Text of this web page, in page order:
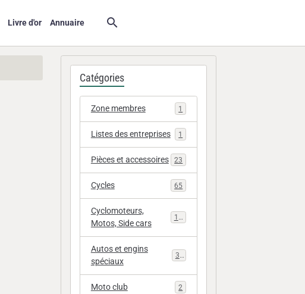
Livre d'or Annuaire
Catégories
Zone membres 1
Listes des entreprises 1
Pièces et accessoires 23
Cycles 65
Cyclomoteurs,
Motos, Side cars
112
Autos et engins
spéciaux
33
Moto club 2